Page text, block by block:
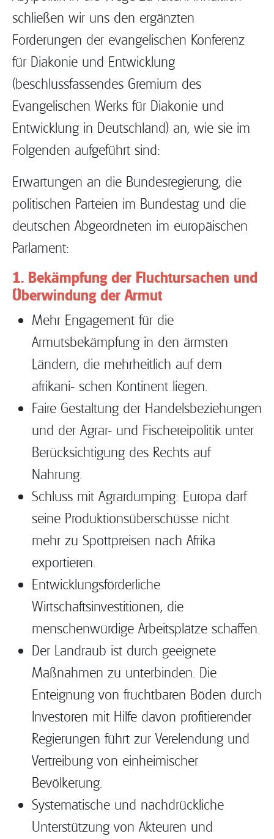
schließen wir uns den ergänzten
Forderungen der evangelischen Konferenz
für Diakonie und Entwicklung
(beschlussfassendes Gremium des
Evangelischen Werks für Diakonie und
Entwicklung in Deutschland) an, wie sie im
Folgenden aufgeführt sind:
Erwartungen an die Bundesregierung, die
politischen Parteien im Bundestag und die
deutschen Abgeordneten im europäischen
Parlament:
1. Bekämpfung der Fluchtursachen und
Überwindung der Armut
Mehr Engagement für die
Armutsbekämpfung in den ärmsten
Ländern, die mehrheitlich auf dem
afrikani- schen Kontinent liegen.
Faire Gestaltung der Handelsbeziehungen
und der Agrar- und Fischereipolitik unter
Berücksichtigung des Rechts auf
Nahrung.
Schluss mit Agrardumping: Europa darf
seine Produktionsüberschüsse nicht
mehr zu Spottpreisen nach Afrika
exportieren.
Entwicklungsförderliche
Wirtschaftsinvestitionen, die
menschenwürdige Arbeitsplätze schaffen.
Der Landraub ist durch geeignete
Maßnahmen zu unterbinden. Die
Enteignung von fruchtbaren Böden durch
Investoren mit Hilfe davon profitierender
Regierungen führt zur Verelendung und
Vertreibung von einheimischer
Bevölkerung.
Systematische und nachdrückliche
Unterstützung von Akteuren und